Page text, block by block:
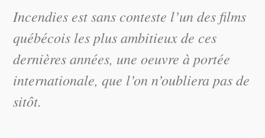
Incendiesest sans conteste l’un des films
québécois les plus ambitieux de ces
dernières années, une oeuvre à portée
internationale, que l’on n’oubliera pas de
sitôt.